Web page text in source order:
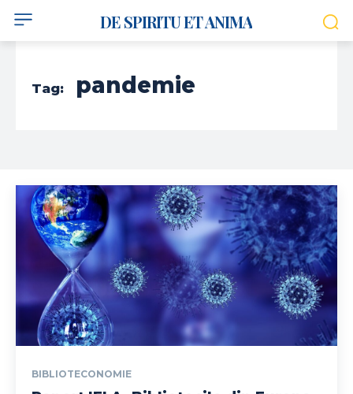
DE SPIRITU ET ANIMA
Tag: pandemie
BIBLIOTECONOMIE